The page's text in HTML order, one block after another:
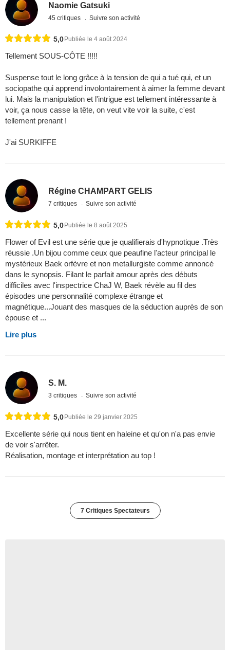
Naomie Gatsuki
45 critiques Suivre son activité
5,0 Publiée le 4 août 2024
Tellement SOUS-CÔTE !!!!!
Suspense tout le long grâce à la tension de qui a tué qui, et un
sociopathe qui apprend involontairement à aimer la femme devant
lui. Mais la manipulation et l'intrigue est tellement intéressante à
voir, ça nous casse la tête, on veut vite voir la suite, c'est
tellement prenant !
J'ai SURKIFFE
Régine CHAMPART GELIS
7 critiques Suivre son activité
5,0Publiée le 8 août 2025
Flower of Evil est une série que je qualifierais d'hypnotique .Très
réussie .Un bijou comme ceux que peaufine l'acteur principal le
mystérieux Baek orfèvre et non metallurgiste comme annoncé
dans le synopsis. Filant le parfait amour après des débuts
difficiles avec l'inspectrice ChaJ W, Baek révèle au fil des
épisodes une personnalité complexe étrange et
magnétique...Jouant des masques de la séduction auprès de son
épouse et ...
Lire plus
S. M.
3 critiques Suivre son activité
5,0Publiée le 29 janvier 2025
Excellente série qui nous tient en haleine et qu'on n'a pas envie
de voir s'arrêter.
Réalisation, montage et interprétation au top !
7 Critiques Spectateurs